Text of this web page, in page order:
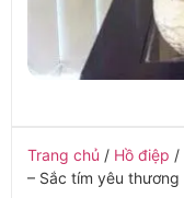
Trang chủ / Hồ điệp /
– Sắc tím yêu thương